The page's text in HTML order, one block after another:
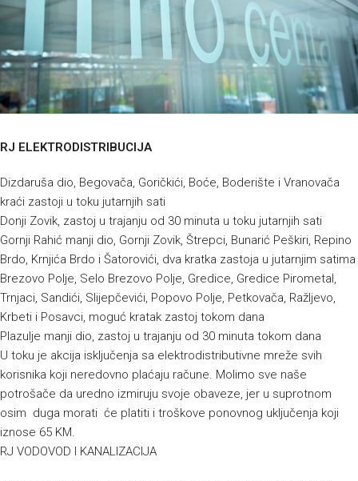
RJ ELEKTRODISTRIBUCIJA
Dizdaruša dio, Begovača, Goričkići, Boće, Boderište i Vranovača
kraći zastoji u toku jutarnjih sati
Donji Zovik, zastoj u trajanju od 30 minuta u toku jutarnjih sati
Gornji Rahić manji dio, Gornji Zovik, Štrepci, Bunarić Peškiri, Repino
Brdo, Krnjića Brdo i Šatorovići, dva kratka zastoja u jutarnjim satima
Brezovo Polje, Selo Brezovo Polje, Gredice, Gredice Pirometal,
Trnjaci, Sandići, Slijepčevići, Popovo Polje, Petkovača, Ražljevo,
Krbeti i Posavci, moguć kratak zastoj tokom dana
Plazulje manji dio, zastoj u trajanju od 30 minuta tokom dana
U toku je akcija isključenja sa elektrodistributivne mreže svih
korisnika koji neredovno plaćaju račune. Molimo sve naše
potrošače da uredno izmiruju svoje obaveze, jer u suprotnom
osim duga morati će platiti i troškove ponovnog uključenja koji
iznose 65 KM.
RJ VODOVOD I KANALIZACIJA